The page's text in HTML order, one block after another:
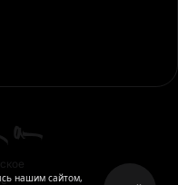
нашим сайтом,